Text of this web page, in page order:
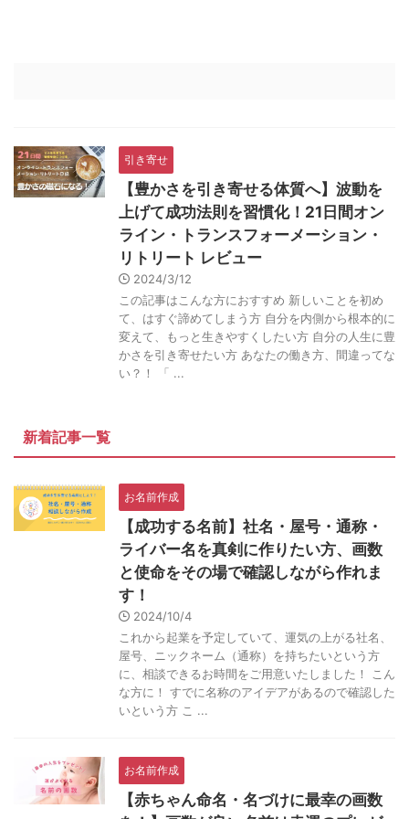
引き寄せ
【豊かさを引き寄せる体質へ】波動を
上げて成功法則を習慣化！21日間オン
ライン・トランスフォーメーション・
リトリート レビュー
2024/3/12
この記事はこんな方におすすめ 新しいことを初め
て、はすぐ諦めてしまう方 自分を内側から根本的に
変えて、もっと生きやすくしたい方 自分の人生に豊
かさを引き寄せたい方 あなたの働き方、間違ってな
い？！ 「 ...
新着記事一覧
お名前作成
【成功する名前】社名・屋号・通称・
ライバー名を真剣に作りたい方、画数
と使命をその場で確認しながら作れま
す！
2024/10/4
これから起業を予定していて、運気の上がる社名、
屋号、ニックネーム（通称）を持ちたいという方
に、相談できるお時間をご用意いたしました！ こん
な方に！ すでに名称のアイデアがあるので確認した
いという方 こ ...
お名前作成
【赤ちゃん命名・名づけに最幸の画数